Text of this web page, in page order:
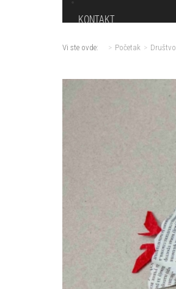
KONTAKT
Vi ste ovde: Početak Društvo